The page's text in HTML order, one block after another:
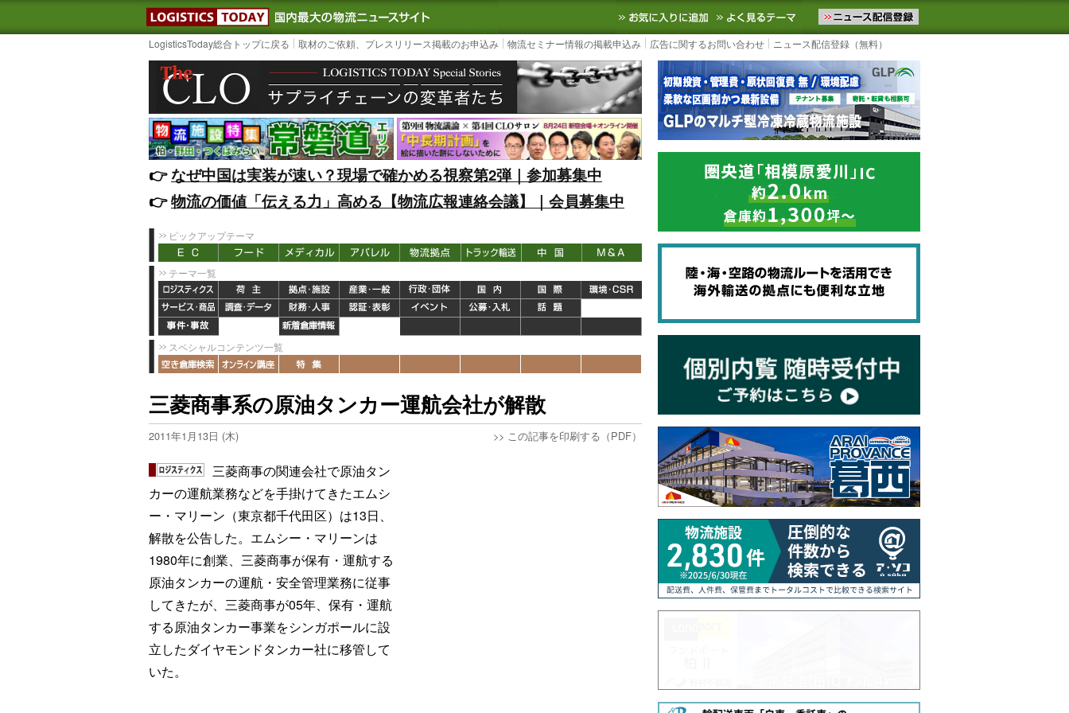
LOGISTICS TODAY｜国内最大の物流ニュースサイト3PL, SCMなど国内外の最新の物流ニュースをお届けします。物流ニュースメール配信を登録す
お気に入りに追加 よく見るテーマ
LogisticsToday総合トップに戻る 取材のご依頼、プレスリリース掲載のお申込み 物流セミナー情報の掲載申込み 広告に関するお問い合わせ ニュース配信登録（無料）
👉️なぜ中国は実装が速い？現場で確かめる視察第2弾｜参加募集中
👉️物流の価値「伝える力」高める【物流広報連絡会議】｜会員募集中
ピックアップテーマ
テーマ一覧
スペシャルコンテンツ一覧
三菱商事系の原油タンカー運航会社が解散
2011年1月13日 (木) >> この記事を印刷する（PDF）
三菱商事の関連会社で原油タン
カーの運航業務などを手掛けてきたエムシ
ー・マリーン（東京都千代田区）は13日、
解散を公告した。エムシー・マリーンは
1980年に創業、三菱商事が保有・運航する
原油タンカーの運航・安全管理業務に従事
してきたが、三菱商事が05年、保有・運航
する原油タンカー事業をシンガポールに設
立したダイヤモンドタンカー社に移管して
いた。